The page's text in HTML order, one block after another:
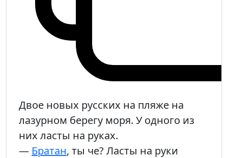
Двое новых русских на пляже на
лазурном берегу моря. У одного из
них ласты на руках.
— Братан, ты че? Ласты на руки